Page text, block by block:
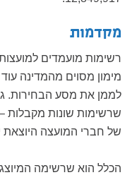
מקדמות
רשימות מועמדים
מימון מסוים מהמדינה
לממן את מסע הבחירות.
שרשימות שונות מקבלות –
של חברי המועצה היוצאת
הכלל הוא שרשימה